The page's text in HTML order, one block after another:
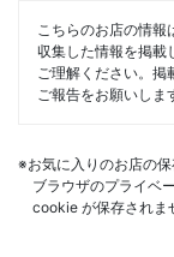
こちらのお店の情
収集した情報を掲載
ご理解ください。掲
ご報告をお願いしま
※お気に入りのお店の保
ブラウザのプライベ
cookie が保存されま